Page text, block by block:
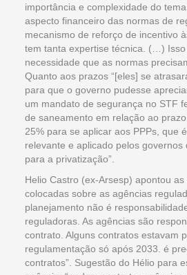
importância e complexidade do
aspecto financeiro das normas de
mecanismo de reforço de incentivo
tem tanta expertise técnica. (…)
necessidade que as normas
Quanto aos prazos “[eles] se
para que o governo pudesse
um mandato de segurança no STF
de saneamento em relação ao
25% para se aplicar aos PPPs, que
relevante e aplicado pelos
para a privatização”.
Helio Castro (ex-Arsesp) apontou
colocadas sobre as agências
planejamento não é
reguladoras. As agências são
contrato. Alguns contratos estavam
regulamentação só após 2033. é
contratos”. Sugestão do Hélio para